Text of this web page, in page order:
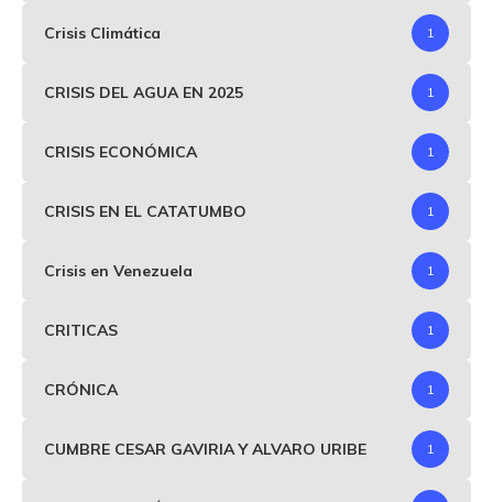
Crisis Climática 1
CRISIS DEL AGUA EN 2025 1
CRISIS ECONÓMICA 1
CRISIS EN EL CATATUMBO 1
Crisis en Venezuela 1
CRITICAS 1
CRÓNICA 1
CUMBRE CESAR GAVIRIA Y ALVARO URIBE 1